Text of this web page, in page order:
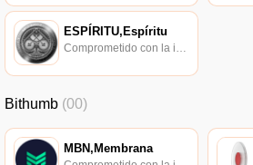
ESPÍRITU,Espíritu
Comprometido con la investigación de políticas en los campos de las nuevas finanzas, las finanzas internacionales y los mercados financieros.
Bithumb (00)
MBN,Membrana